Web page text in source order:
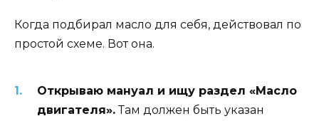
Когда подбирал масло для себя, действовал по
простой схеме. Вот она.
Открываю мануал и ищу раздел «Масло
двигателя».Там должен быть указан